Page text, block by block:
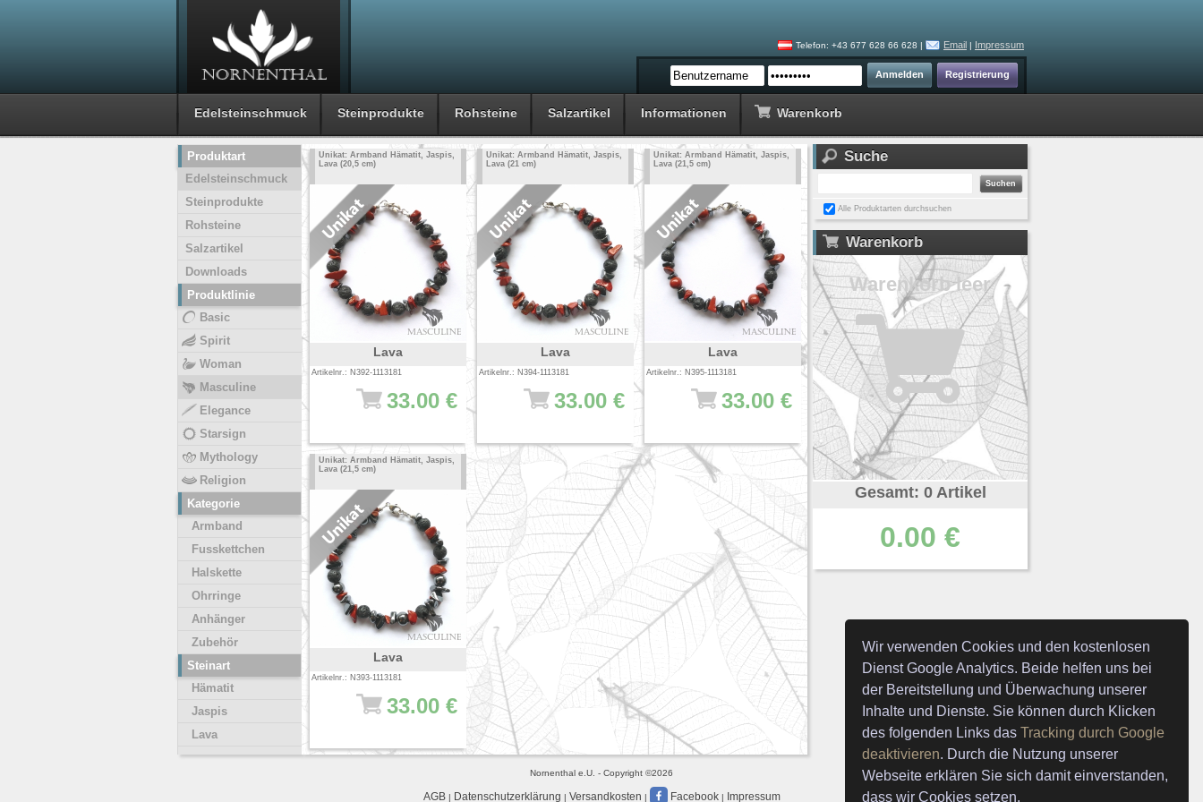
Wir verwenden Cookies und den kostenlosen
Dienst Google Analytics. Beide helfen uns bei
der Bereitstellung und Überwachung unserer
Inhalte und Dienste. Sie können durch Klicken
des folgenden Links dasTracking durch Google
deaktivieren. Durch die Nutzung unserer
Webseite erklären Sie sich damit einverstanden,
dass wir Cookies setzen.
Telefon: +43 677 628 66 628 | Email | Impressum
Edelsteinschmuck Steinprodukte Rohsteine Salzartikel Informationen Warenkorb
Unikat: Armband Hämatit, Jaspis,
Lava (20,5 cm)
Lava
Artikelnr.: N392-1113181
33.00 €
Unikat: Armband Hämatit, Jaspis,
Lava (21 cm)
Lava
Artikelnr.: N394-1113181
33.00 €
Unikat: Armband Hämatit, Jaspis,
Lava (21,5 cm)
Lava
Artikelnr.: N395-1113181
33.00 €
Unikat: Armband Hämatit, Jaspis,
Lava (21,5 cm)
Lava
Artikelnr.: N393-1113181
33.00 €
Produktart
Edelsteinschmuck
Steinprodukte
Rohsteine
Salzartikel
Downloads
Produktlinie
Basic
Spirit
Woman
Masculine
Elegance
Starsign
Mythology
Religion
Kategorie
Armband
Fusskettchen
Halskette
Ohrringe
Anhänger
Zubehör
Steinart
Hämatit
Jaspis
Lava
Suche
Alle Produktarten durchsuchen
Warenkorb
Warenkorb leer
Gesamt: 0 Artikel
0.00 €
Nornenthal e.U. - Copyright ©2026
AGB| Datenschutzerklärung | Versandkosten | Facebook| Impressum